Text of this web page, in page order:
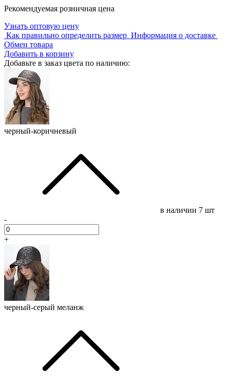
Рекомендуемая розничная цена
Узнать оптовую цену
Как правильно определить размер Информация о доставке
Обмен товара
Добавить в корзину
Добавьте в заказ цвета по наличию:
черный-коричневый
в наличии 7 шт
-
+
черный-серый меланж